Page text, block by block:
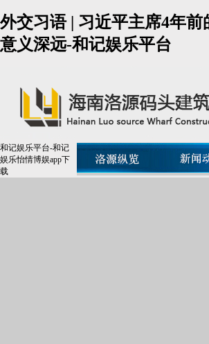
外交习语 | 习近平主席4年前
意义深远-和记娱乐平台
和记娱乐平台-和记
娱乐怡情博娱app下
载